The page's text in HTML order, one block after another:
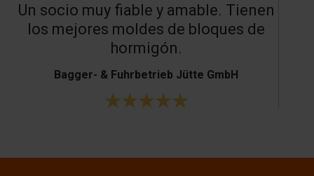
Un socio muy fiable y amable. Tienen
los mejores moldes de bloques de
hormigón.
Bagger- & Fuhrbetrieb Jütte GmbH